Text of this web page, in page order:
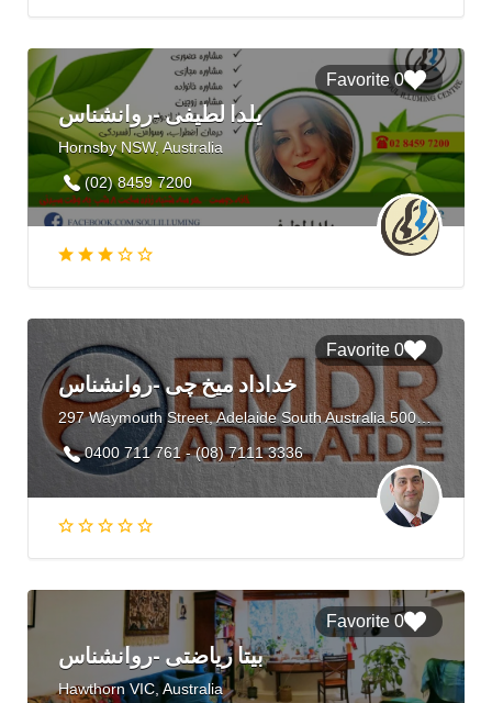
0 Favorite
يلدا لطيفى -روانشناس
Hornsby NSW, Australia
(02) 8459 7200
0 Favorite
خداداد میخ چی -روانشناس
297 Waymouth Street, Adelaide South Australia 5000, Australia
0400 711 761 - (08) 7111 3336
0 Favorite
بیتا ریاضتی -روانشناس
Hawthorn VIC, Australia